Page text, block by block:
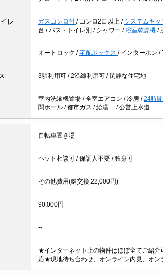
レ ガスコンロ付 / コンロ2口以上 / システムキッ
台 /バス・トイレ別 / シャワー /浴室乾燥機 /
オートロック /宅配ボックス / インターホン /
3駅利用可 /2沿線利用可 / 閑静な住宅地
室内洗濯機置場 /全室エアコン /冷房 /24時
関ホール /都市ガス /給湯 /公営上水道
自転車置き場
ペット相談可 /保証人不要 /独身可
その他費用(鍵交換:22,000円)
90,000円
--
★インターネット上の物件はほぼ全てご紹
応★現地待ち合わせ、オンライン内見、オ